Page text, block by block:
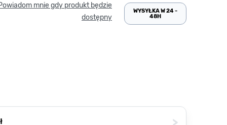
mnie gdy produkt będzie
dostępny
WYSYŁKA W 24 -
48H
>